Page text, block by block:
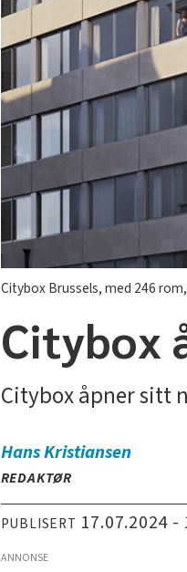
Citybox Brussels, med 246
Citybox
Citybox åpner sitt
HansKristiansen
REDAKTØR
PUBLISERT 17.07.2024
ANNONSE